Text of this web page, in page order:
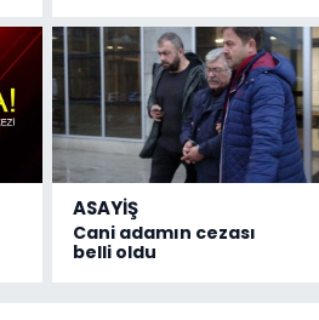
ASAYİŞ
Cani adamın cezası
belli oldu